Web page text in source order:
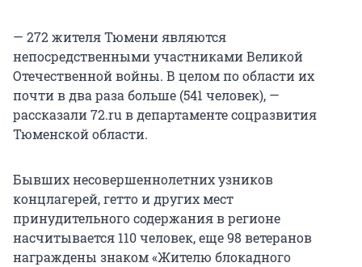
— 272 жителя Тюмени являются
непосредственными участниками Великой
Отечественной войны. В целом по области их
почти в два раза больше (541 человек), —
рассказали 72.ru в департаменте соцразвития
Тюменской области.
Бывших несовершеннолетних узников
концлагерей, гетто и других мест
принудительного содержания в регионе
насчитывается 110 человек, еще 98 ветеранов
награждены знаком «Жителю блокадного